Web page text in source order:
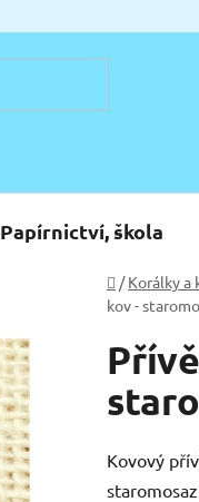
Papírnictví, škola
Domů
/ Korálky a
kov -
Kovový